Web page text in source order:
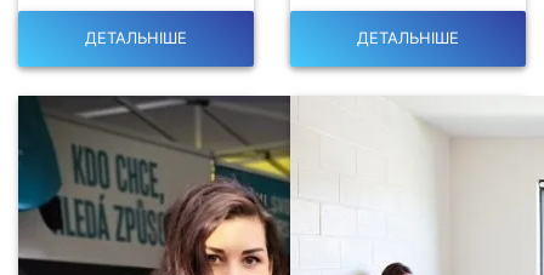
ДЕТАЛЬНІШЕ ДЕТАЛЬНІШЕ